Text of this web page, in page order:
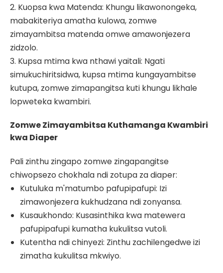
2. Kuopsa kwa Matenda: Khungu likawonongeka,
mabakiteriya amatha kulowa, zomwe
zimayambitsa matenda omwe amawonjezera
zidzolo.
3. Kupsa mtima kwa nthawi yaitali: Ngati
simukuchiritsidwa, kupsa mtima kungayambitse
kutupa, zomwe zimapangitsa kuti khungu likhale
lopweteka kwambiri.
Zomwe Zimayambitsa Kuthamanga Kwambiri
kwa Diaper
Pali zinthu zingapo zomwe zingapangitse
chiwopsezo chokhala ndi zotupa za diaper:
Kutuluka m'matumbo pafupipafupi: Izi
zimawonjezera kukhudzana ndi zonyansa.
Kusaukhondo: Kusasinthika kwa matewera
pafupipafupi kumatha kukulitsa vutoli.
Kutentha ndi chinyezi: Zinthu zachilengedwe izi
zimatha kukulitsa mkwiyo.